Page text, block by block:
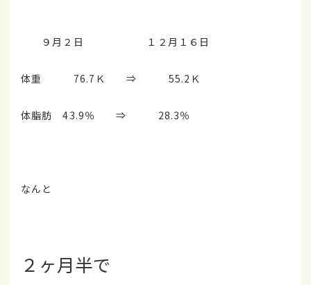
９月２日 １２月１６日
体重 76.7Ｋ ⇒ 55.2Ｋ
体脂肪 43.9％ ⇒ 28.3％
なんと
２ヶ月半で